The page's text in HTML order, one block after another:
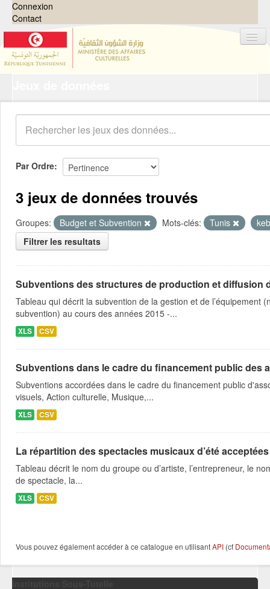
Connexion
Contact
Organisations
Groupes
Demandes 0
À propos
Par Ordre
3 jeux de données trouvés
Groupes: Budget et Subvention Mots-clés: Tunis
Filtrer les resultats
Subventions des structures de production et diffusion
Tableau qui décrit la subvention de la gestion et de
subvention) au cours des années 2015 -...
XLS CSV
Subventions dans le cadre du financement public des
Subventions accordées dans le cadre du financement public
visuels, Action culturelle, Musique,...
XLS CSV
La répartition des spectacles musicaux d’été
Tableau décrit le nom du groupe ou d’artiste, l’entrepreneur, le
de spectacle, la...
XLS CSV
Vous pouvez également accéder à ce catalogue en utilisantAPI (cf